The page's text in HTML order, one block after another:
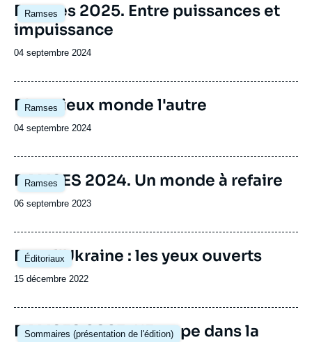
Ramses
Image
principale
Ramses 2025. Entre puissances et
impuissance
Date
publication
04 septembre 2024
Ramses
Image
principale
D'un vieux monde l'autre
Date
publication
04 septembre 2024
Ramses
Image
principale
RAMSES 2024. Un monde à refaire
Date
publication
06 septembre 2023
Éditoriaux
Image
principale
Pour l'Ukraine : les yeux ouverts
Date
publication
15 décembre 2022
Sommaires (présentation de l'édition)
Image
principale
RAMSES 2023. L'Europe dans la